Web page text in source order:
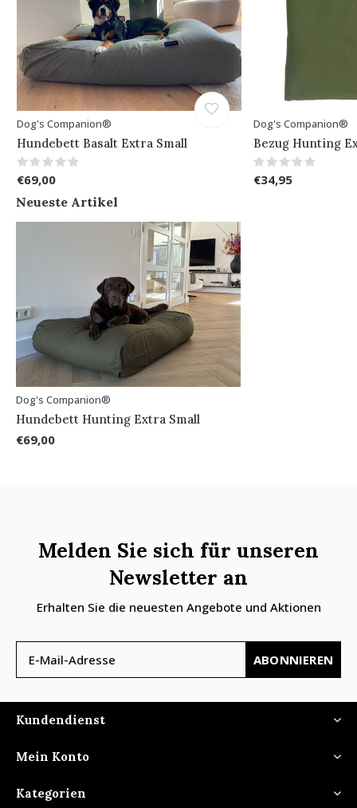
Dog's Companion®
Hundebett Basalt Extra Small
€69,00
Dog's Companion®
Bezug Hunting
€34,95
Neueste Artikel
Dog's Companion®
Hundebett Hunting Extra Small
€69,00
Melden Sie sich für unseren
Newsletter an
Erhalten Sie die neuesten Angebote und Aktionen
ABONNIEREN
Kundendienst
Mein Konto
Kategorien